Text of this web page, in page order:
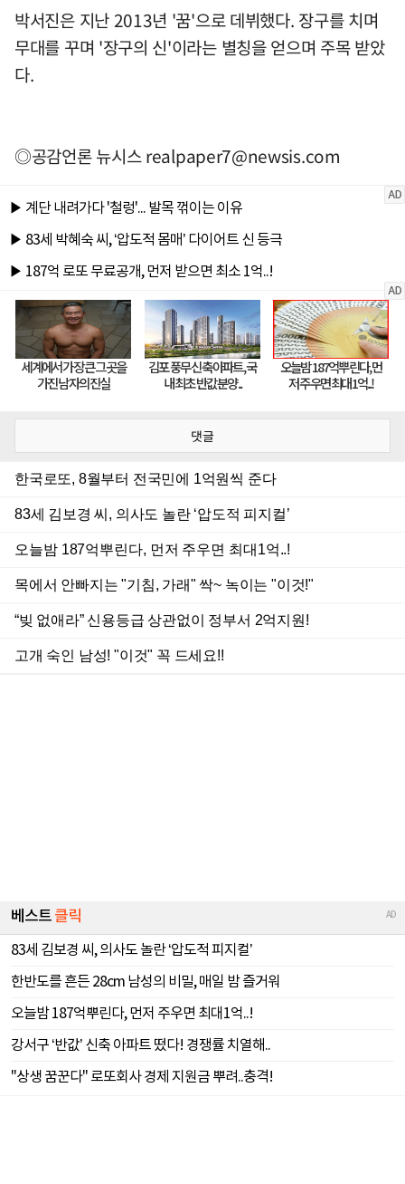
박서진은 지난 2013년 '꿈'으로 데뷔했다. 장구를 치며
무대를 꾸며 '장구의 신'이라는 별칭을 얻으며 주목 받았
다.
◎공감언론 뉴시스realpaper7@newsis.com
댓글